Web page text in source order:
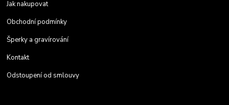
Jak nakupovat
Obchodní podmínky
Šperky a gravírování
Kontakt
Odstoupení od smlouvy